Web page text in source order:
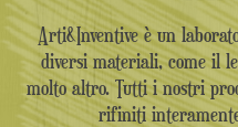
Arti&Inventive è un
diversi materiali, come il
molto altro. Tutti i nostri
rifiniti